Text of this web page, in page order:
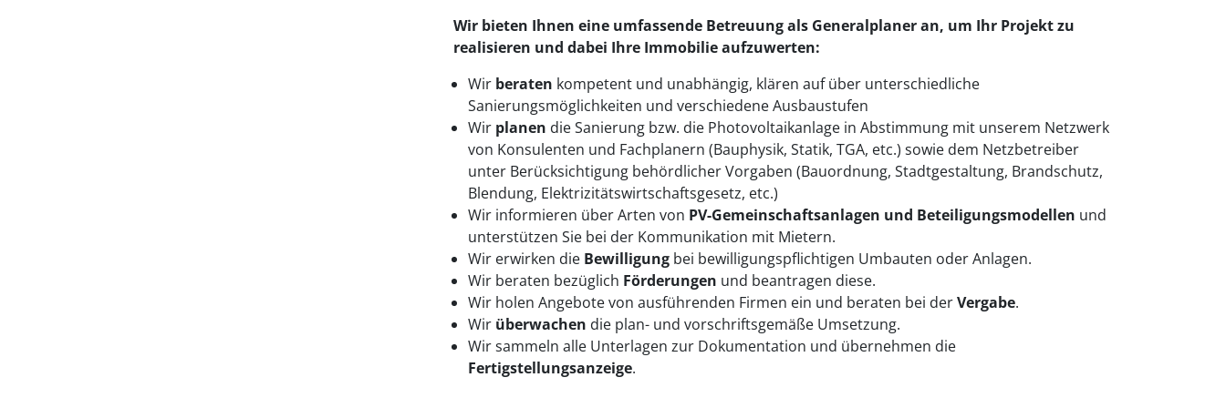
Wir bieten Ihnen eine umfassende Betreuung als Generalplaner an, um Ihr Projekt zu
realisieren und dabei Ihre Immobilie aufzuwerten:
Wir beraten kompetent und unabhängig, klären auf über unterschiedliche
Sanierungsmöglichkeiten und verschiedene Ausbaustufen
Wir planen die Sanierung bzw. die Photovoltaikanlage in Abstimmung mit unserem Netzwerk
von Konsulenten und Fachplanern (Bauphysik, Statik, TGA, etc.) sowie dem Netzbetreiber
unter Berücksichtigung behördlicher Vorgaben (Bauordnung, Stadtgestaltung, Brandschutz,
Blendung, Elektrizitätswirtschaftsgesetz, etc.)
Wir informieren über Arten von PV-Gemeinschaftsanlagen und Beteiligungsmodellen und
unterstützen Sie bei der Kommunikation mit Mietern.
Wir erwirken die Bewilligung bei bewilligungspflichtigen Umbauten oder Anlagen.
Wir beraten bezüglich Förderungen und beantragen diese.
Wir holen Angebote von ausführenden Firmen ein und beraten bei derVergabe.
Wir überwachen die plan- und vorschriftsgemäße Umsetzung.
Wir sammeln alle Unterlagen zur Dokumentation und übernehmen die
Fertigstellungsanzeige.